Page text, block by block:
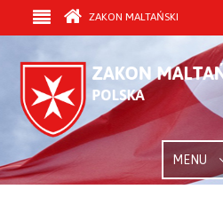
ZAKON MALTAŃSKI
MENU